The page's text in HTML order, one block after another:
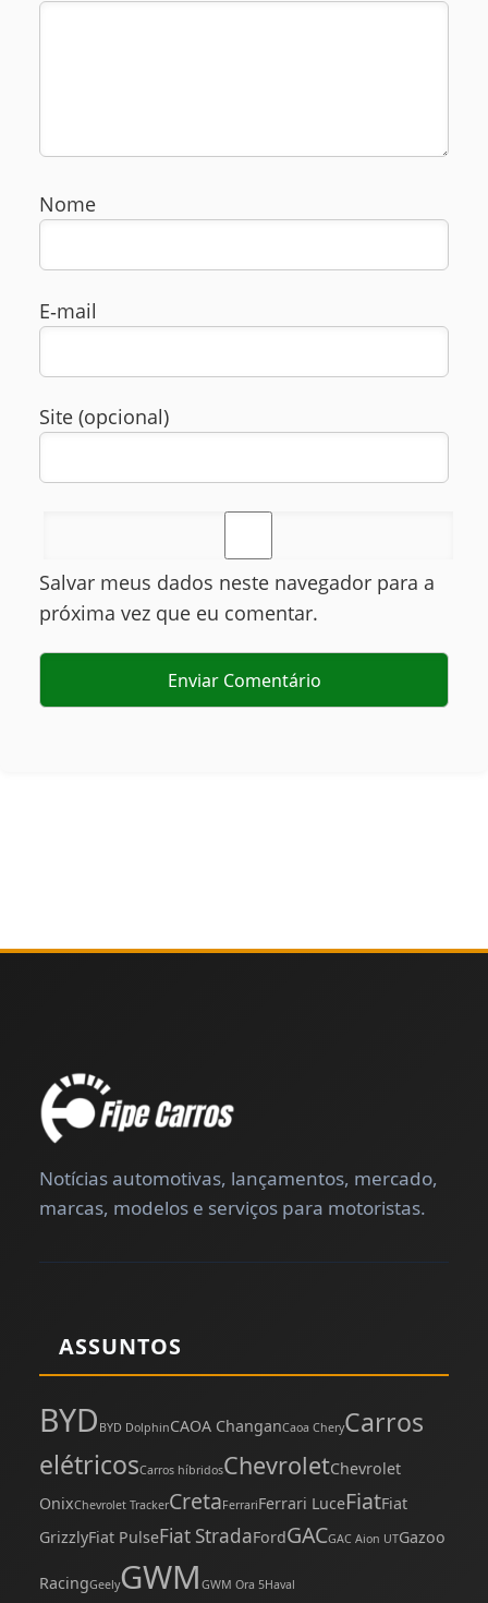
Nome
E‑mail
Site (opcional)
Salvar meus dados neste navegador para a
próxima vez que eu comentar.
Notícias automotivas, lançamentos, mercado,
marcas, modelos e serviços para motoristas.
ASSUNTOS
BYD BYD DolphinCAOA ChanganCaoa CheryCarros
elétricosCarros híbridosChevroletChevrolet
OnixChevrolet TrackerCretaFerrariFerrari LuceFiatFiat
GrizzlyFiat PulseFiat StradaFordGACGAC Aion UTGazoo
RacingGeelyGWM GWM Ora 5Haval